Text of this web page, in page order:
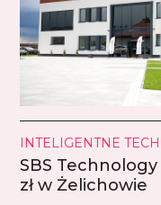
INTELIGENTNE
SBS
zł w Żelichowie